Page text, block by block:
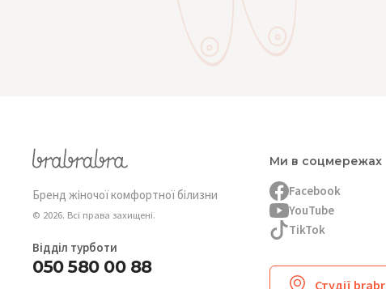
Бренд жіночої комфортної білизни
© 2026. Всі права захищені.
Відділ турботи
050 580 00 88
Ми в соцмережах
Facebook
YouTube
TikTok
Студії